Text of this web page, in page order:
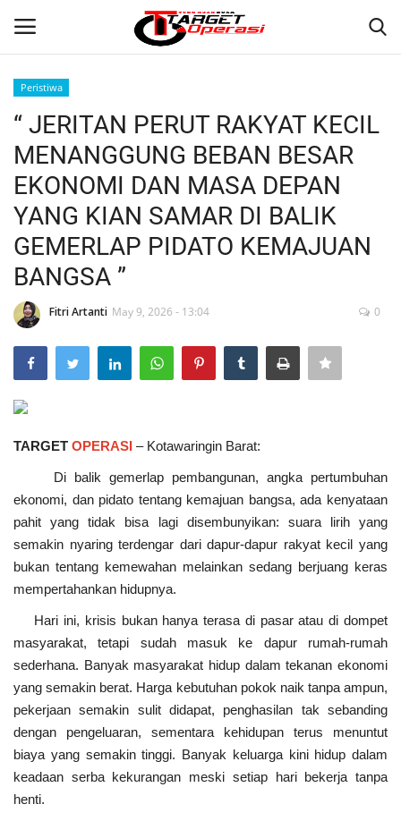
Home
Contact
NASIONAL
TO.CHANEL
Peristiwa
“ JERITAN PERUT RAKYAT KECIL
MENANGGUNG BEBAN BESAR
EKONOMI DAN MASA DEPAN
YANG KIAN SAMAR DI BALIK
GEMERLAP PIDATO KEMAJUAN
BANGSA ”
Fitri Artanti May 9, 2026 - 13:04 0
TARGET OPERASI – Kotawaringin Barat:
Di balik gemerlap pembangunan, angka pertumbuhan
ekonomi, dan pidato tentang kemajuan bangsa, ada kenyataan
pahit yang tidak bisa lagi disembunyikan: suara lirih yang
semakin nyaring terdengar dari dapur-dapur rakyat kecil yang
bukan tentang kemewahan melainkan sedang berjuang keras
mempertahankan hidupnya.
Hari ini, krisis bukan hanya terasa di pasar atau di dompet
masyarakat, tetapi sudah masuk ke dapur rumah-rumah
sederhana. Banyak masyarakat hidup dalam tekanan ekonomi
yang semakin berat. Harga kebutuhan pokok naik tanpa ampun,
pekerjaan semakin sulit didapat, penghasilan tak sebanding
dengan pengeluaran, sementara kehidupan terus menuntut
biaya yang semakin tinggi. Banyak keluarga kini hidup dalam
keadaan serba kekurangan meski setiap hari bekerja tanpa
henti.